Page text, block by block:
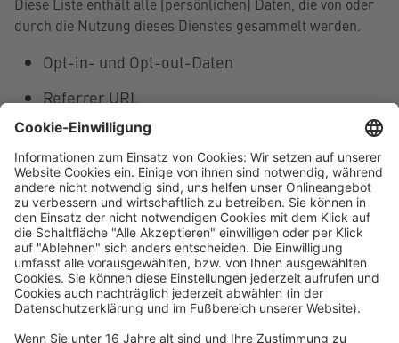
durch die Nutzung dieses Dienstes gesammelt werden.
Opt-in- und Opt-out-Daten
Referrer URL
User Agent
Benutzereinstellungen
Consent ID
Zeitpunkt der Einwilligung
Einwilligungstyp
Template-Version